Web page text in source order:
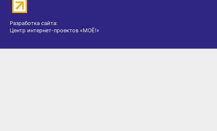
Разработка сайта:
Центр интернет-проектов «МОЁ!»